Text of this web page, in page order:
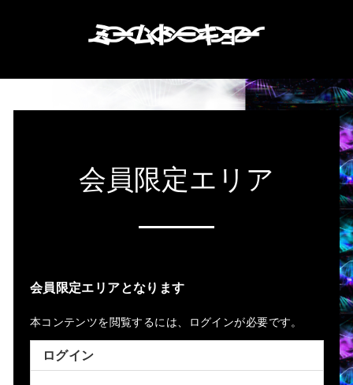
会員限定エリア
会員限定エリアとなります
本コンテンツを閲覧するには、ログインが必要です。
ログイン